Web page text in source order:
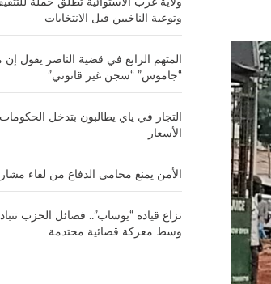
ولاية غرب الاستوائية تطلق حملة
وتوعية الناخبين قبل الانتخابات
المتهم الرابع في قضية الناصر يقول إن
“جاموس” “سجن غير قانوني”
التجار في ياي يطالبون بتدخل
الأسعار
الأمن يمنع محامي الدفاع من لقاء مشار
نزاع قيادة “يوساب”.. فصائل الحزب
وسط معركة قضائية محتدمة